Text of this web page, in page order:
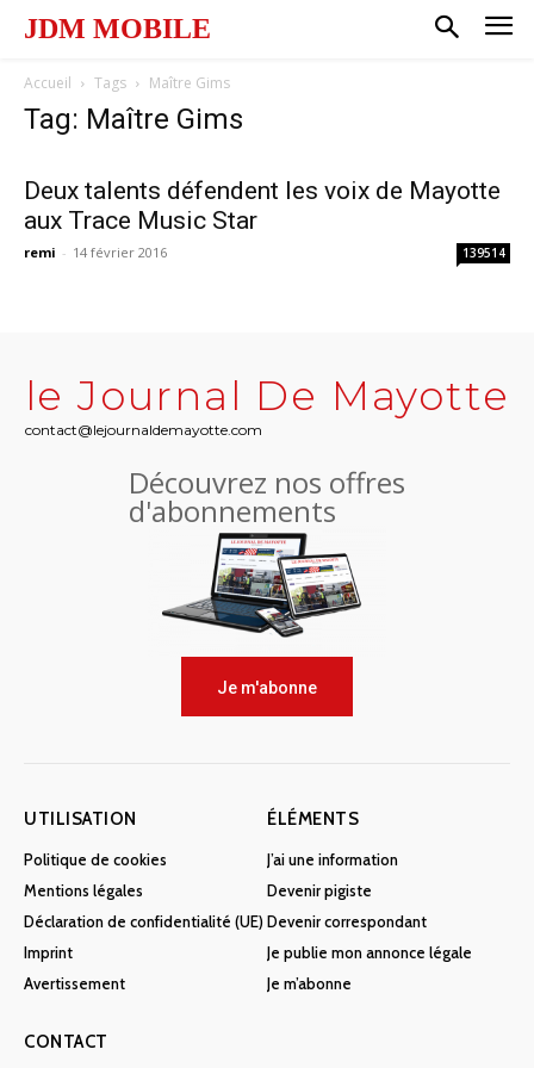
JDM MOBILE
Accueil Tags Maître Gims
Tag: Maître Gims
Deux talents défendent les voix de Mayotte
aux Trace Music Star
remi - 14 février 2016 139514
le Journal De Mayotte
contact@lejournaldemayotte.com
Découvrez nos offres
d'abonnements
Je m'abonne
UTILISATION
Politique de cookies
Mentions légales
Déclaration de confidentialité (UE)
Imprint
Avertissement
ÉLÉMENTS
J’ai une information
Devenir pigiste
Devenir correspondant
Je publie mon annonce légale
Je m’abonne
CONTACT